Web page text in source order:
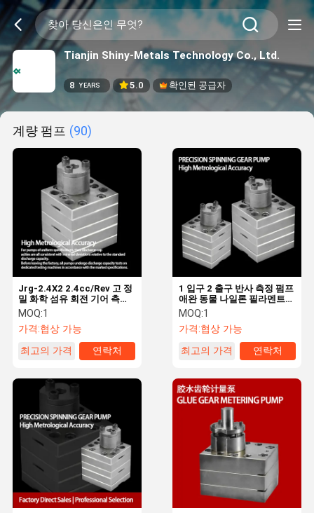
Tianjin Shiny-Metals Technology Co., Ltd.
8 YEARS 5.0 확인된 공급자
계량 펌프 (90)
Jrg-2.4X2 2.4cc/Rev 고 정
밀 화학 섬유 회전 기어 측정
펌프
MOQ:1
가격:협상 가능
최고의 가격
연락처
1 입구 2 출구 반사 측정 펌프
애완 동물 나일론 필라멘트
반사를 위해
MOQ:1
가격:협상 가능
최고의 가격
연락처